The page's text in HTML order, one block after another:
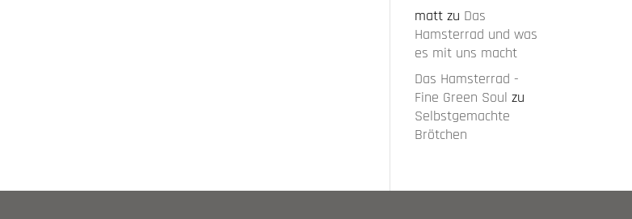
matt zu Das
Hamsterrad und was
es mit uns macht
Das Hamsterrad -
Fine Green Soul zu
Selbstgemachte
Brötchen